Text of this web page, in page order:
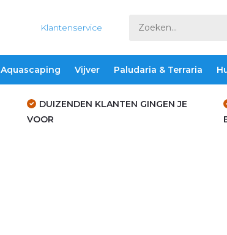
Klantenservice
Aquascaping Vijver Paludaria & Terraria
DUIZENDEN KLANTEN GINGEN JE
VOOR